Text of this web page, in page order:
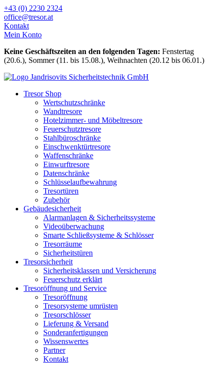
Zum
Inhalt
wechseln
+43 (0) 2230 2324
office@tresor.at
Kontakt
Mein Konto
Keine Geschäftszeiten an den folgenden Tagen: Fenstertag
(20.6.), Sommer (11. bis 15.08.), Weihnachten (20.12 bis 06.01.)
Tresor Shop
Wertschutzschränke
Wandtresore
Hotelzimmer- und Möbeltresore
Feuerschutztresore
Stahlbüroschränke
Einschwenktürtresore
Waffenschränke
Einwurftresore
Datenschränke
Schlüsselaufbewahrung
Tresortüren
Zubehör
Gebäudesicherheit
Alarmanlagen & Sicherheitssysteme
Videoüberwachung
Smarte Schließsysteme & Schlösser
Tresorräume
Sicherheitstüren
Tresorsicherheit
Sicherheitsklassen und Versicherung
Feuerschutz erklärt
Tresoröffnung und Service
Tresoröffnung
Tresorsysteme umrüsten
Tresorschlösser
Lieferung & Versand
Sonderanfertigungen
Wissenswertes
Partner
Kontakt